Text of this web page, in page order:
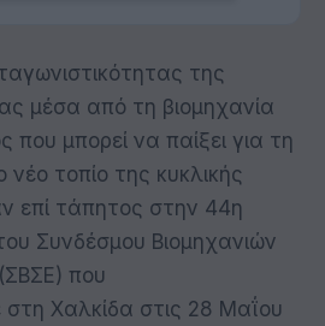
της
μέσα από τη βιομηχανία
που μπορεί να παίξει για τη
τοπίο της κυκλικής
επί τάπητος στην 44η
Συνδέσμου Βιομηχανιών
που
Χαλκίδα στις 28 Μαΐου